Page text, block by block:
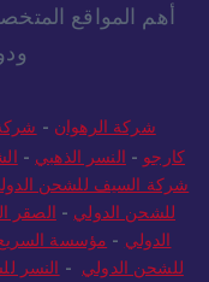
أهم المواقع
شركة الرهوان -
كارجو - النسر الذهبي -
شركة السيف للشحن
للشحن الدولي - الصقر
الدولي - مؤسسة
للشحن الدولي - النسر